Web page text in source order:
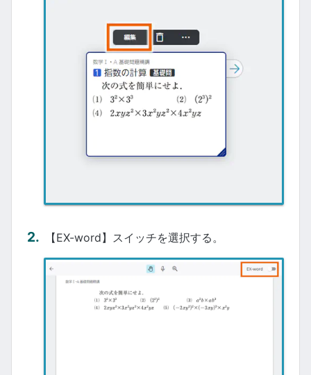
【EX-word】スイッチを選択する。